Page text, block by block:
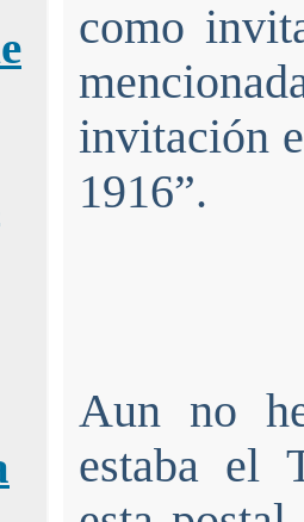
como
invitación
1916”.
Aun no
estaba el